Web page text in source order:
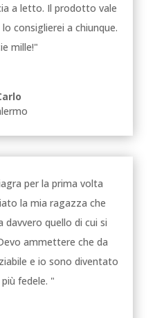
a letto. Il prodotto vale
consiglierei a chiunque.
mille!"
per la prima volta
la mia ragazza che
davvero quello di cui si
ammettere che da
e io sono diventato
fedele. "